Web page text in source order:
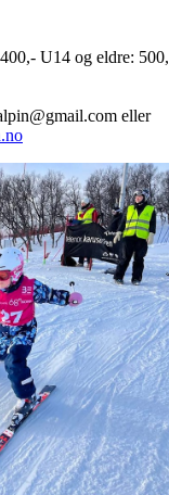
U14 og eldre:
eller